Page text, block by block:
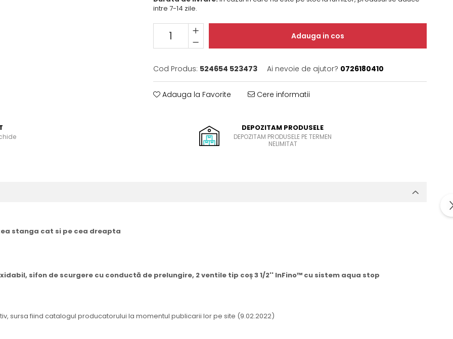
intre 7-14 zile.
Adauga in cos
Cod Produs: 524654 523473 Ai nevoie de ajutor? 0726180410
Adauga la Favorite Cere informatii
DEPOZITAM PRODUSELE
DEPOZITAM PRODUSELE PE TERMEN
NELIMITAT
stanga cat si pe cea dreapta
sifon de scurgere cu conductă de prelungire, 2 ventile tip coș 3 1/2'' InFino™ cu sistem aqua stop
sursa fiind catalogul producatorului la momentul publicarii lor pe site (9.02.2022)